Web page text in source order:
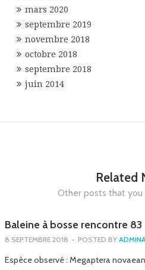
mars 2020
septembre 2019
novembre 2018
octobre 2018
septembre 2018
juin 2014
Related
Other posts that you
Baleine à bosse rencontre 83
8 SEPTEMBRE 2018 - POSTED BY
Espèce observé : Megaptera